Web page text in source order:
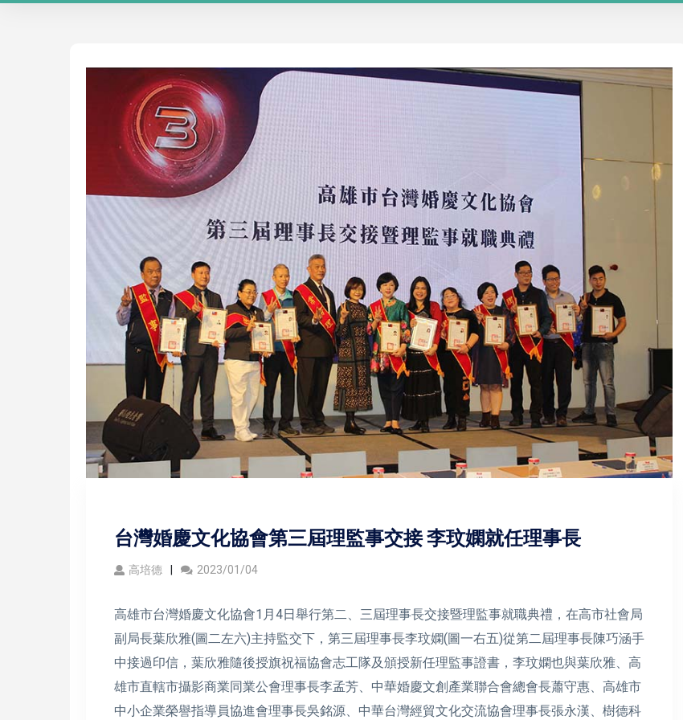
台灣婚慶文化協會第三屆理監事交接 李玟嫻就任理事長
高培德 2023/01/04
高雄市台灣婚慶文化協會1月4日舉行第二、三屆理事長交接暨理監事就職典禮，在高市社會局
副局長葉欣雅(圖二左六)主持監交下，第三屆理事長李玟嫻(圖一右五)從第二屆理事長陳巧涵手
中接過印信，葉欣雅隨後授旗祝福協會志工隊及頒授新任理監事證書，李玟嫻也與葉欣雅、高
雄市直轄市攝影商業同業公會理事長李孟芳、中華婚慶文創產業聯合會總會長蕭守惠、高雄市
中小企業榮譽指導員協進會理事長吳銘源、中華台灣經貿文化交流協會理事長張永漢、樹德科